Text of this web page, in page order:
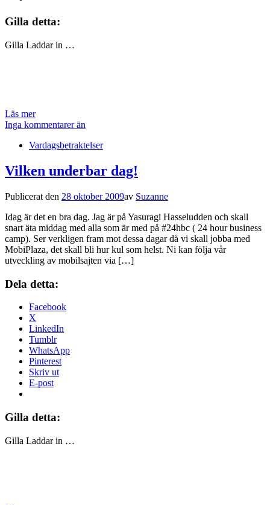
Gilla detta:
Gilla Laddar in …
Läs mer
Inga kommentarer än
Vardagsbetraktelser
Vilken underbar dag!
Publicerat den 28 oktober 2009av Suzanne
Idag är det en bra dag. Jag är på Yasuragi Hasseludden och skall
snart äta middag med alla som är med på #24hbc ( 24 hour business
camp). Ser verkligen fram mot dessa dagar då vi skall jobba med
MobiPlaza, det skall bli hur kul som helst. Ni kan följa vår
utveckling av mobilsajten via […]
Dela detta:
Facebook
X
LinkedIn
Tumblr
WhatsApp
Pinterest
Skriv ut
E-post
Gilla detta:
Gilla Laddar in …